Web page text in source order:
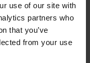
use of our site with
partners who
that you’ve
from your use